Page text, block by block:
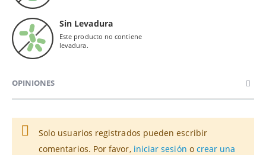
Sin Levadura
Este producto no contiene
levadura.
OPINIONES
Solo usuarios registrados pueden escribir
comentarios. Por favor, iniciar sesión o crear una